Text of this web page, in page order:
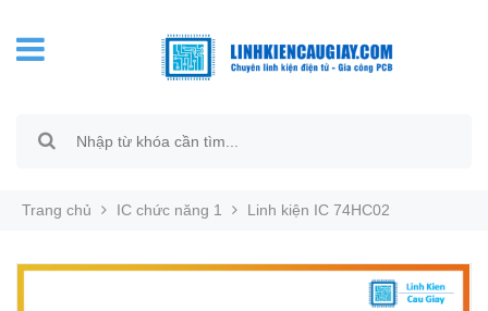
Trang chủ IC chức năng 1 Linh kiện IC 74HC02